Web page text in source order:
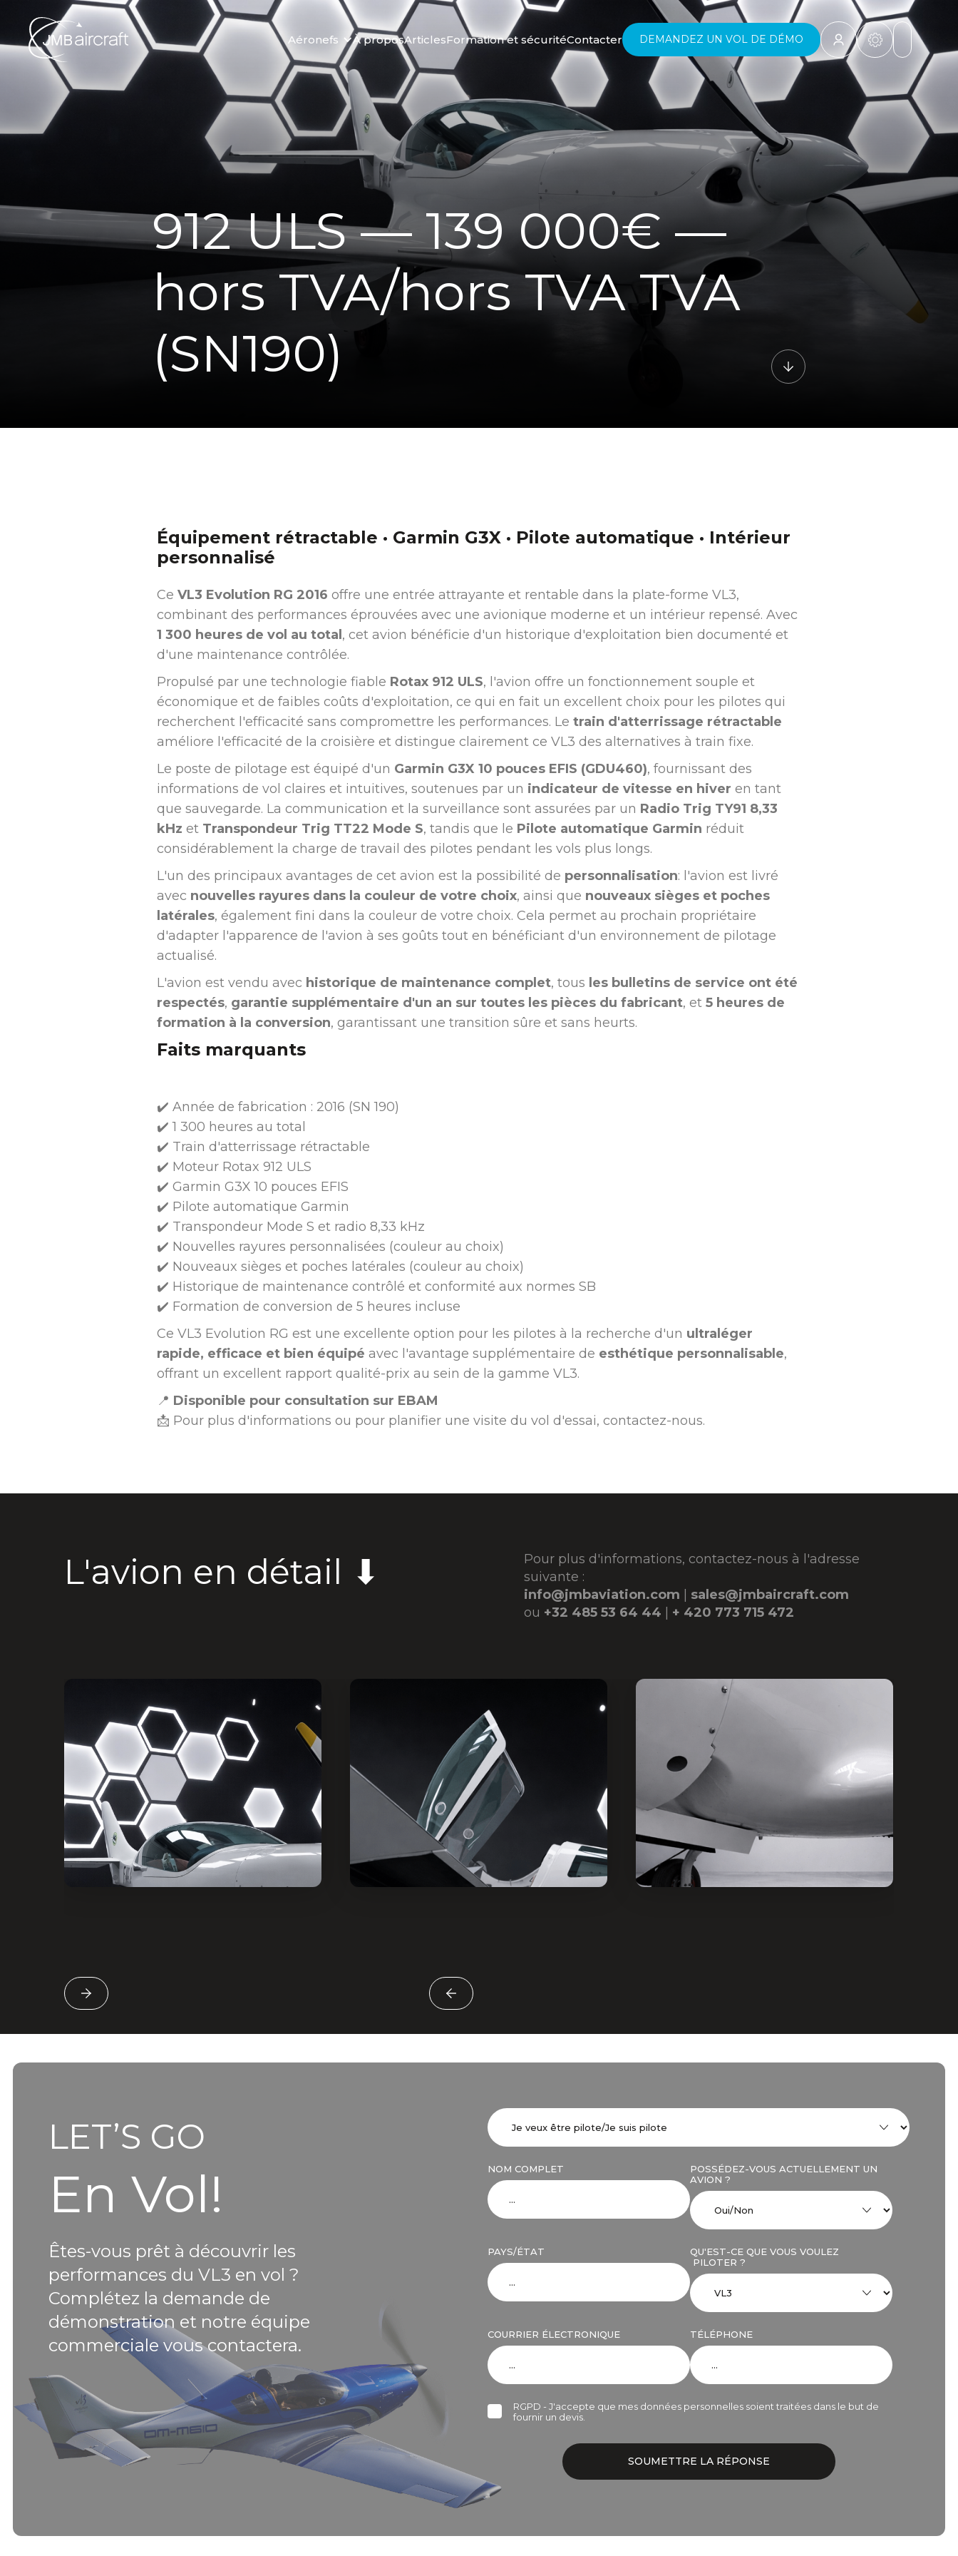
Aéronefs À proposArticlesFormation et sécuritéContacter DEMANDEZ UN VOL DE DÉMO
912 ULS — 139 000€ —
hors TVA/hors TVA TVA
(SN190)
Équipement rétractable · Garmin G3X · Pilote automatique · Intérieur
personnalisé
Ce VL3 Evolution RG 2016 offre une entrée attrayante et rentable dans la plate-forme VL3,
combinant des performances éprouvées avec une avionique moderne et un intérieur repensé. Avec
1 300 heures de vol au total , cet avion bénéficie d'un historique d'exploitation bien documenté et
d'une maintenance contrôlée.
Propulsé par une technologie fiable Rotax 912 ULS, l'avion offre un fonctionnement souple et
économique et de faibles coûts d'exploitation, ce qui en fait un excellent choix pour les pilotes qui
recherchent l'efficacité sans compromettre les performances. Le train d'atterrissage rétractable
améliore l'efficacité de la croisière et distingue clairement ce VL3 des alternatives à train fixe.
Le poste de pilotage est équipé d'un Garmin G3X 10 pouces EFIS (GDU460), fournissant des
informations de vol claires et intuitives, soutenues par un indicateur de vitesse en hiver en tant
que sauvegarde. La communication et la surveillance sont assurées par un Radio Trig TY91 8,33
kHz et Transpondeur Trig TT22 Mode S, tandis que le Pilote automatique Garmin réduit
considérablement la charge de travail des pilotes pendant les vols plus longs.
L'un des principaux avantages de cet avion est la possibilité de personnalisation: l'avion est livré
avec nouvelles rayures dans la couleur de votre choix, ainsi que nouveaux sièges et poches
latérales, également fini dans la couleur de votre choix. Cela permet au prochain propriétaire
d'adapter l'apparence de l'avion à ses goûts tout en bénéficiant d'un environnement de pilotage
actualisé.
L'avion est vendu avec historique de maintenance complet, tous les bulletins de service ont été
respectés, garantie supplémentaire d'un an sur toutes les pièces du fabricant, et 5 heures de
formation à la conversion, garantissant une transition sûre et sans heurts.
Faits marquants
✔️ Année de fabrication : 2016 (SN 190)
✔️ 1 300 heures au total
✔️ Train d'atterrissage rétractable
✔️ Moteur Rotax 912 ULS
✔️ Garmin G3X 10 pouces EFIS
✔️ Pilote automatique Garmin
✔️ Transpondeur Mode S et radio 8,33 kHz
✔️ Nouvelles rayures personnalisées (couleur au choix)
✔️ Nouveaux sièges et poches latérales (couleur au choix)
✔️ Historique de maintenance contrôlé et conformité aux normes SB
✔️ Formation de conversion de 5 heures incluse
Ce VL3 Evolution RG est une excellente option pour les pilotes à la recherche d'un ultraléger
rapide, efficace et bien équipé avec l'avantage supplémentaire de esthétique personnalisable,
offrant un excellent rapport qualité-prix au sein de la gamme VL3.
📍 Disponible pour consultation sur EBAM
📩 Pour plus d'informations ou pour planifier une visite du vol d'essai, contactez-nous.
L'avion en détail ⬇
Pour plus d'informations, contactez-nous à l'adresse
suivante :
info@jmbaviation.com
sales@jmbaircraft.com
ou +32 485 53 64 44 + 420 773 715 472
LET’S GO
En Vol!
Êtes-vous prêt à découvrir les
performances du VL3 en vol ?
Complétez la demande de
démonstration et notre équipe
commerciale vous contactera.
NOM COMPLET
POSSÉDEZ-VOUS ACTUELLEMENT UN
AVION ?
PAYS/ÉTAT
QU'EST-CE QUE VOUS VOULEZ
PILOTER ?
COURRIER ÉLECTRONIQUE TÉLÉPHONE
RGPD - J'accepte que mes données personnelles soient traitées dans le but de
fournir un devis.